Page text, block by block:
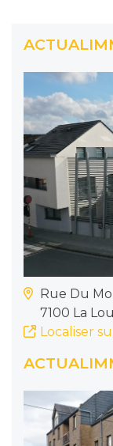
Rue Du
7100 La
Localiser